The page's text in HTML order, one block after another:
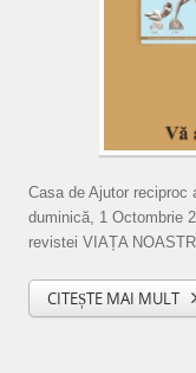
Casa de Ajutor reciproc
duminică, 1 Octombrie
revistei VIAȚA
CITEȘTE MAI MULT